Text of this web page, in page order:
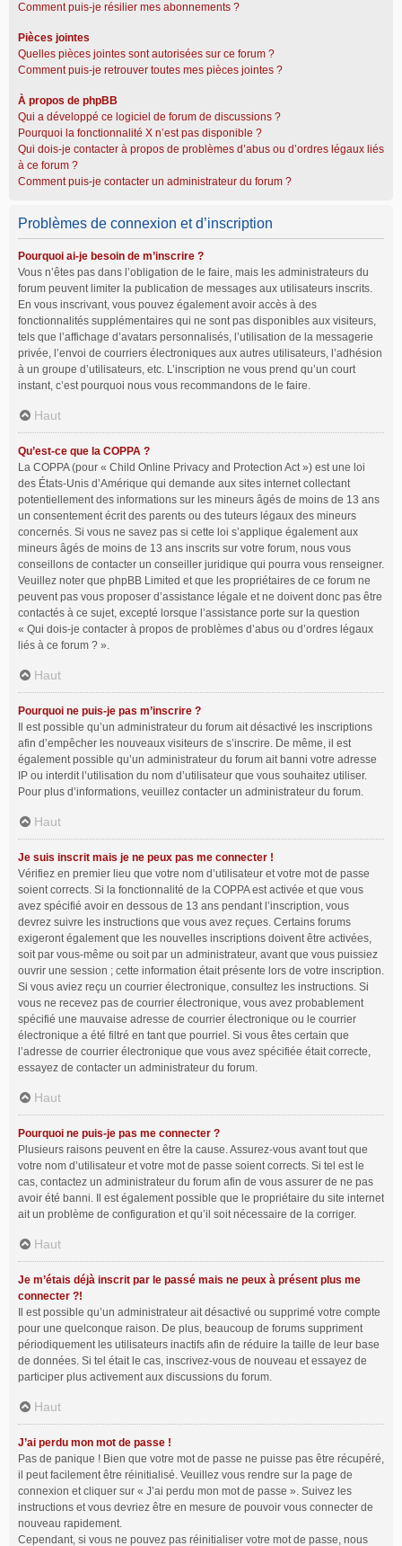
Comment puis-je résilier mes abonnements ?
Pièces jointes
Quelles pièces jointes sont autorisées sur ce forum ?
Comment puis-je retrouver toutes mes pièces jointes ?
À propos de phpBB
Qui a développé ce logiciel de forum de discussions ?
Pourquoi la fonctionnalité X n’est pas disponible ?
Qui dois-je contacter à propos de problèmes d’abus ou d’ordres légaux liés
à ce forum ?
Comment puis-je contacter un administrateur du forum ?
Problèmes de connexion et d’inscription
Pourquoi ai-je besoin de m’inscrire ?
Vous n’êtes pas dans l’obligation de le faire, mais les administrateurs du
forum peuvent limiter la publication de messages aux utilisateurs inscrits.
En vous inscrivant, vous pouvez également avoir accès à des
fonctionnalités supplémentaires qui ne sont pas disponibles aux visiteurs,
tels que l’affichage d’avatars personnalisés, l’utilisation de la messagerie
privée, l’envoi de courriers électroniques aux autres utilisateurs, l’adhésion
à un groupe d’utilisateurs, etc. L’inscription ne vous prend qu’un court
instant, c’est pourquoi nous vous recommandons de le faire.
Haut
Qu’est-ce que la COPPA ?
La COPPA (pour « Child Online Privacy and Protection Act ») est une loi
des États-Unis d’Amérique qui demande aux sites internet collectant
potentiellement des informations sur les mineurs âgés de moins de 13 ans
un consentement écrit des parents ou des tuteurs légaux des mineurs
concernés. Si vous ne savez pas si cette loi s’applique également aux
mineurs âgés de moins de 13 ans inscrits sur votre forum, nous vous
conseillons de contacter un conseiller juridique qui pourra vous renseigner.
Veuillez noter que phpBB Limited et que les propriétaires de ce forum ne
peuvent pas vous proposer d’assistance légale et ne doivent donc pas être
contactés à ce sujet, excepté lorsque l’assistance porte sur la question
« Qui dois-je contacter à propos de problèmes d’abus ou d’ordres légaux
liés à ce forum ? ».
Haut
Pourquoi ne puis-je pas m’inscrire ?
Il est possible qu’un administrateur du forum ait désactivé les inscriptions
afin d’empêcher les nouveaux visiteurs de s’inscrire. De même, il est
également possible qu’un administrateur du forum ait banni votre adresse
IP ou interdit l’utilisation du nom d’utilisateur que vous souhaitez utiliser.
Pour plus d’informations, veuillez contacter un administrateur du forum.
Haut
Je suis inscrit mais je ne peux pas me connecter !
Vérifiez en premier lieu que votre nom d’utilisateur et votre mot de passe
soient corrects. Si la fonctionnalité de la COPPA est activée et que vous
avez spécifié avoir en dessous de 13 ans pendant l’inscription, vous
devrez suivre les instructions que vous avez reçues. Certains forums
exigeront également que les nouvelles inscriptions doivent être activées,
soit par vous-même ou soit par un administrateur, avant que vous puissiez
ouvrir une session ; cette information était présente lors de votre inscription.
Si vous aviez reçu un courrier électronique, consultez les instructions. Si
vous ne recevez pas de courrier électronique, vous avez probablement
spécifié une mauvaise adresse de courrier électronique ou le courrier
électronique a été filtré en tant que pourriel. Si vous êtes certain que
l’adresse de courrier électronique que vous avez spécifiée était correcte,
essayez de contacter un administrateur du forum.
Haut
Pourquoi ne puis-je pas me connecter ?
Plusieurs raisons peuvent en être la cause. Assurez-vous avant tout que
votre nom d’utilisateur et votre mot de passe soient corrects. Si tel est le
cas, contactez un administrateur du forum afin de vous assurer de ne pas
avoir été banni. Il est également possible que le propriétaire du site internet
ait un problème de configuration et qu’il soit nécessaire de la corriger.
Haut
Je m’étais déjà inscrit par le passé mais ne peux à présent plus me
connecter ?!
Il est possible qu’un administrateur ait désactivé ou supprimé votre compte
pour une quelconque raison. De plus, beaucoup de forums suppriment
périodiquement les utilisateurs inactifs afin de réduire la taille de leur base
de données. Si tel était le cas, inscrivez-vous de nouveau et essayez de
participer plus activement aux discussions du forum.
Haut
J’ai perdu mon mot de passe !
Pas de panique ! Bien que votre mot de passe ne puisse pas être récupéré,
il peut facilement être réinitialisé. Veuillez vous rendre sur la page de
connexion et cliquer sur « J’ai perdu mon mot de passe ». Suivez les
instructions et vous devriez être en mesure de pouvoir vous connecter de
nouveau rapidement.
Cependant, si vous ne pouvez pas réinitialiser votre mot de passe, nous